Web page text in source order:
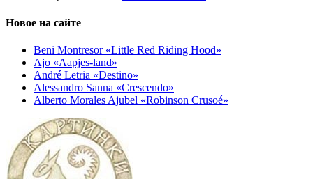
Новое на сайте
Beni Montresor «Little Red Riding Hood»
Ajo «Aapjes-land»
André Letria «Destino»
Alessandro Sanna «Crescendo»
Alberto Morales Ajubel «Robinson Crusoé»